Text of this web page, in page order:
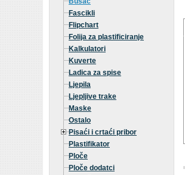
Fascikli
Flipchart
Folija za plastificiranje
Kalkulatori
Kuverte
Ladica za spise
Ljepila
Ljepljive trake
Maske
Ostalo
Pisaći i crtaći pribor
Plastifikator
Ploče
Ploče dodatci